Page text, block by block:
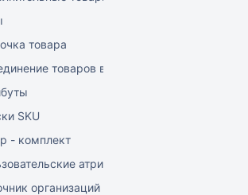
товара
товаров в один (Слияние товаров)
SKU
- комплект
атрибуты
организаций